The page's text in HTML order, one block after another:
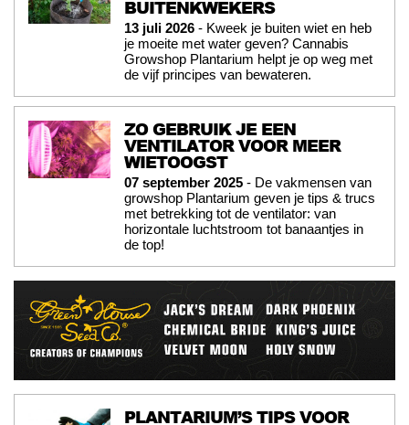
BUITENKWEKERS
13 juli 2026 - Kweek je buiten wiet en heb
je moeite met water geven? Cannabis
Growshop Plantarium helpt je op weg met
de vijf principes van bewateren.
ZO GEBRUIK JE EEN
VENTILATOR VOOR MEER
WIETOOGST
07 september 2025 - De vakmensen van
growshop Plantarium geven je tips & trucs
met betrekking tot de ventilator: van
horizontale luchtstroom tot banaantjes in
de top!
PLANTARIUM’S TIPS VOOR